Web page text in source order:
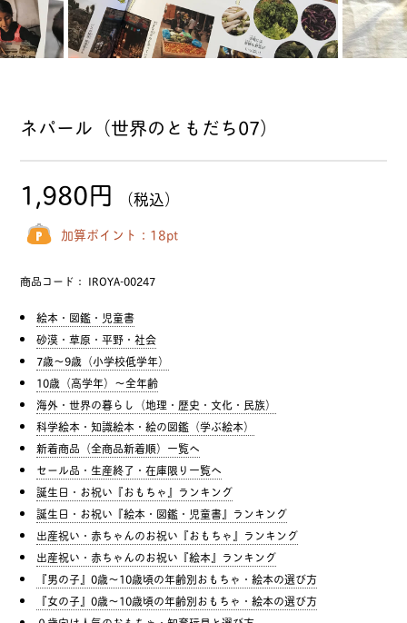
ネパール（世界のともだち07）
1,980円 （税込）
加算ポイント： 18pt
商品コード： IROYA-00247
絵本・図鑑・児童書
砂漠・草原・平野・社会
7歳〜9歳（小学校低学年）
10歳（高学年）〜全年齢
海外・世界の暮らし（地理・歴史・文化・民族）
科学絵本・知識絵本・絵の図鑑（学ぶ絵本）
新着商品（全商品新着順）一覧へ
セール品・生産終了・在庫限り一覧へ
誕生日・お祝い『おもちゃ』ランキング
誕生日・お祝い『絵本・図鑑・児童書』ランキング
出産祝い・赤ちゃんのお祝い『おもちゃ』ランキング
出産祝い・赤ちゃんのお祝い『絵本』ランキング
『男の子』0歳〜10歳頃の年齢別おもちゃ・絵本の選び方
『女の子』0歳〜10歳頃の年齢別おもちゃ・絵本の選び方